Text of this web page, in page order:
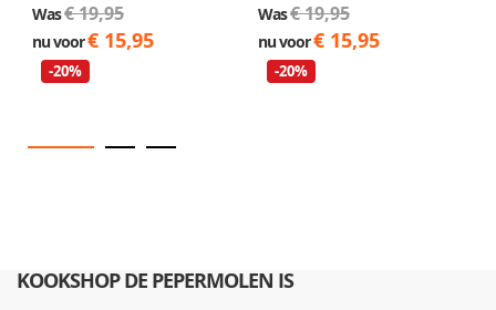
Was€ 19,95
nu voor€ 15,95
-20%
Was€ 19,95
nu voor€ 15,95
-20%
KOOKSHOP DE PEPERMOLEN IS